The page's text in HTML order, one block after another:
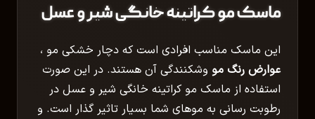
ماسک مو کراتینه خانگی شیر و عسل
این ماسک مناسب افرادی است که دچار خشکی مو ،
عوارض رنگ مو وشکنندگی آن هستند. در این صورت
استفاده از ماسک مو کراتینه خانگی شیر و عسل در
رطوبت رسانی به موهای شما بسیار تاثیر گذار است. و